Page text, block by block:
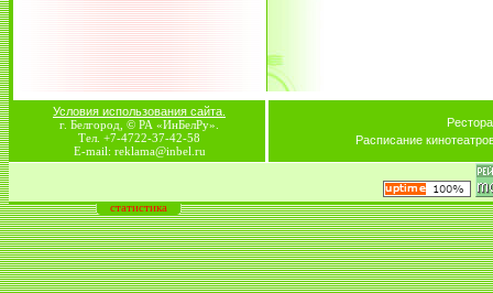
Условия использования сайта.
г. Белгород, © РА «ИнБелРу».
Тел. +7-4722-37-42-58
E-mail: reklama@inbel.ru
Расписание
статистика